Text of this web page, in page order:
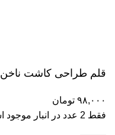
قلم طراحی کاشت ناخن 3 عددی
۹۸,۰۰۰ تومان
فقط 2 عدد در انبار موجود است